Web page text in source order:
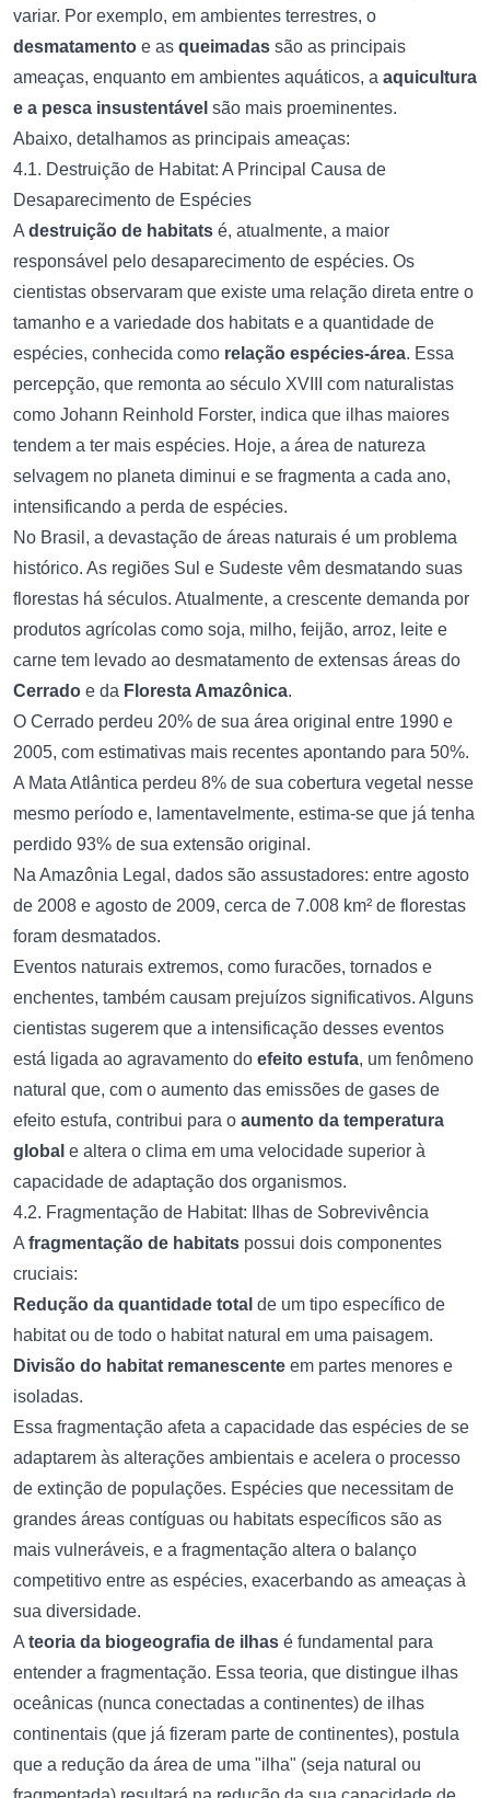
variar. Por exemplo, em ambientes terrestres, o
desmatamento e as queimadas são as principais
ameaças, enquanto em ambientes aquáticos, a aquicultura
e a pesca insustentável são mais proeminentes.
Abaixo, detalhamos as principais ameaças:
4.1. Destruição de Habitat: A Principal Causa de
Desaparecimento de Espécies
A destruição de habitats é, atualmente, a maior
responsável pelo desaparecimento de espécies. Os
cientistas observaram que existe uma relação direta entre o
tamanho e a variedade dos habitats e a quantidade de
espécies, conhecida como relação espécies-área. Essa
percepção, que remonta ao século XVIII com naturalistas
como Johann Reinhold Forster, indica que ilhas maiores
tendem a ter mais espécies. Hoje, a área de natureza
selvagem no planeta diminui e se fragmenta a cada ano,
intensificando a perda de espécies.
No Brasil, a devastação de áreas naturais é um problema
histórico. As regiões Sul e Sudeste vêm desmatando suas
florestas há séculos. Atualmente, a crescente demanda por
produtos agrícolas como soja, milho, feijão, arroz, leite e
carne tem levado ao desmatamento de extensas áreas do
Cerrado e da Floresta Amazônica.
O Cerrado perdeu 20% de sua área original entre 1990 e
2005, com estimativas mais recentes apontando para 50%.
A Mata Atlântica perdeu 8% de sua cobertura vegetal nesse
mesmo período e, lamentavelmente, estima-se que já tenha
perdido 93% de sua extensão original.
Na Amazônia Legal, dados são assustadores: entre agosto
de 2008 e agosto de 2009, cerca de 7.008 km² de florestas
foram desmatados.
Eventos naturais extremos, como furacões, tornados e
enchentes, também causam prejuízos significativos. Alguns
cientistas sugerem que a intensificação desses eventos
está ligada ao agravamento do efeito estufa, um fenômeno
natural que, com o aumento das emissões de gases de
efeito estufa, contribui para o aumento da temperatura
global e altera o clima em uma velocidade superior à
capacidade de adaptação dos organismos.
4.2. Fragmentação de Habitat: Ilhas de Sobrevivência
A fragmentação de habitats possui dois componentes
cruciais:
Redução da quantidade total de um tipo específico de
habitat ou de todo o habitat natural em uma paisagem.
Divisão do habitat remanescente em partes menores e
isoladas.
Essa fragmentação afeta a capacidade das espécies de se
adaptarem às alterações ambientais e acelera o processo
de extinção de populações. Espécies que necessitam de
grandes áreas contíguas ou habitats específicos são as
mais vulneráveis, e a fragmentação altera o balanço
competitivo entre as espécies, exacerbando as ameaças à
sua diversidade.
A teoria da biogeografia de ilhas é fundamental para
entender a fragmentação. Essa teoria, que distingue ilhas
oceânicas (nunca conectadas a continentes) de ilhas
continentais (que já fizeram parte de continentes), postula
que a redução da área de uma "ilha" (seja natural ou